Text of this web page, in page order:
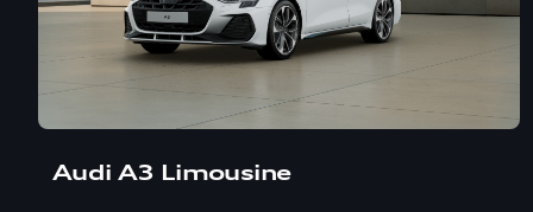
Audi A3 Limousine